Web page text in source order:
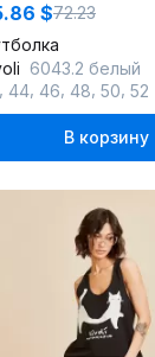
$72.23
6043.2 белый
44 46 48 50 52
В корзину